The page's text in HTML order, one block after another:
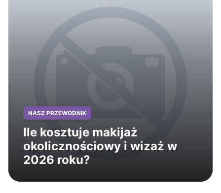
NASZ PRZEWODNIK
Ile kosztuje makijaż
okolicznościowy i wizaż w
2026 roku?